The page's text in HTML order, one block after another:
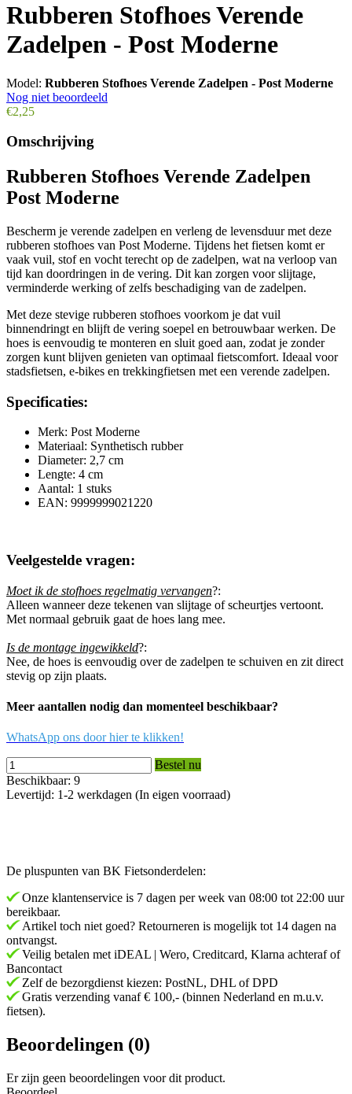
Rubberen Stofhoes Verende
Zadelpen - Post Moderne
Model: Rubberen Stofhoes Verende Zadelpen - Post Moderne
Nog niet beoordeeld
€2,25
Omschrijving
Rubberen Stofhoes Verende Zadelpen
Post Moderne
Bescherm je verende zadelpen en verleng de levensduur met deze
rubberen stofhoes van Post Moderne. Tijdens het fietsen komt er
vaak vuil, stof en vocht terecht op de zadelpen, wat na verloop van
tijd kan doordringen in de vering. Dit kan zorgen voor slijtage,
verminderde werking of zelfs beschadiging van de zadelpen.
Met deze stevige rubberen stofhoes voorkom je dat vuil
binnendringt en blijft de vering soepel en betrouwbaar werken. De
hoes is eenvoudig te monteren en sluit goed aan, zodat je zonder
zorgen kunt blijven genieten van optimaal fietscomfort. Ideaal voor
stadsfietsen, e-bikes en trekkingfietsen met een verende zadelpen.
Specificaties:
Merk: Post Moderne
Materiaal: Synthetisch rubber
Diameter: 2,7 cm
Lengte: 4 cm
Aantal: 1 stuks
EAN: 9999999021220
Veelgestelde vragen:
Moet ik de stofhoes regelmatig vervangen?:
Alleen wanneer deze tekenen van slijtage of scheurtjes vertoont.
Met normaal gebruik gaat de hoes lang mee.
Is de montage ingewikkeld?:
Nee, de hoes is eenvoudig over de zadelpen te schuiven en zit direct
stevig op zijn plaats.
Meer aantallen nodig dan momenteel beschikbaar?
WhatsApp ons door hier te klikken!
Bestel nu
Beschikbaar: 9
Levertijd: 1-2 werkdagen (In eigen voorraad)
De pluspunten van BK Fietsonderdelen:
Onze klantenservice is 7 dagen per week van 08:00 tot 22:00 uur
bereikbaar.
Artikel toch niet goed? Retourneren is mogelijk tot 14 dagen na
ontvangst.
Veilig betalen met iDEAL | Wero, Creditcard, Klarna achteraf of
Bancontact
Zelf de bezorgdienst kiezen: PostNL, DHL of DPD
Gratis verzending vanaf € 100,- (binnen Nederland en m.u.v.
fietsen).
Beoordelingen (0)
Er zijn geen beoordelingen voor dit product.